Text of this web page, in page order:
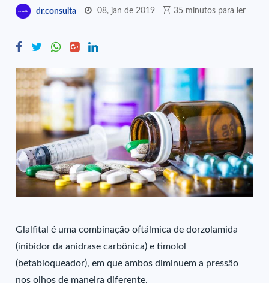
dr.consulta 08, jan de 2019 35 minutos para ler
Glalfital é uma combinação oftálmica de dorzolamida
(inibidor da anidrase carbônica) e timolol
(betabloqueador), em que ambos diminuem a pressão
nos olhos de maneira diferente.